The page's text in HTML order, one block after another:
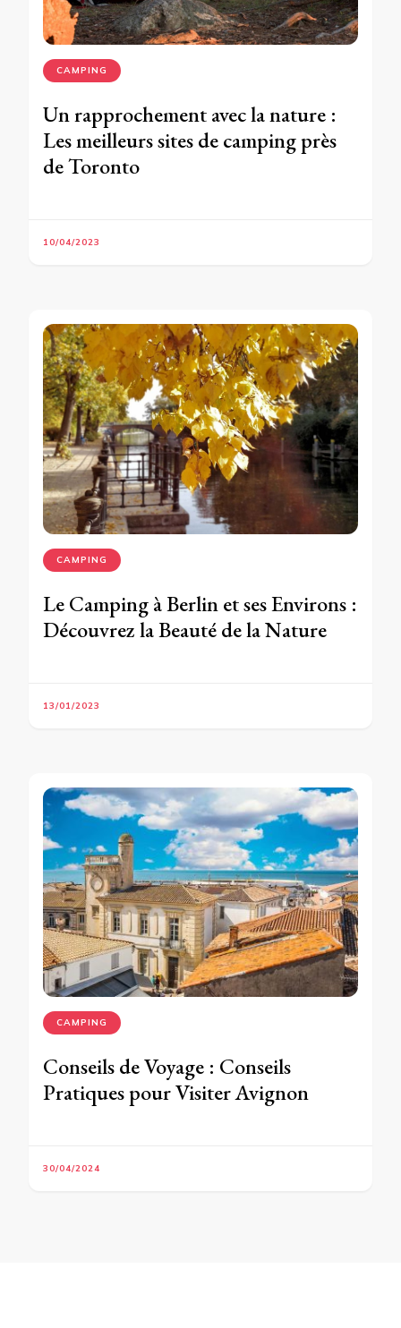
CAMPING
Un rapprochement avec la nature :
Les meilleurs sites de camping près
de Toronto
10/04/2023
CAMPING
Le Camping à Berlin et ses Environs :
Découvrez la Beauté de la Nature
13/01/2023
CAMPING
Conseils de Voyage : Conseils
Pratiques pour Visiter Avignon
30/04/2024